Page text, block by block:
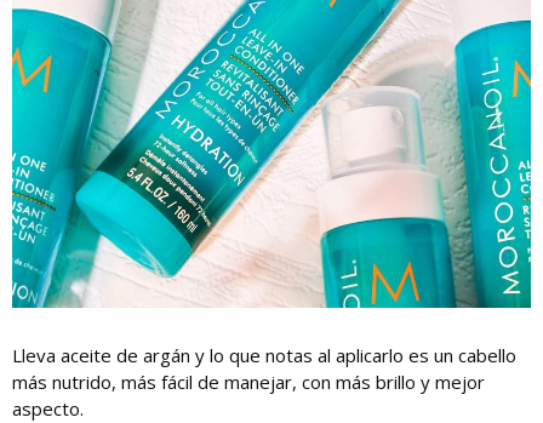
Lleva aceite de argán y lo que notas al aplicarlo es un cabello
más nutrido, más fácil de manejar, con más brillo y mejor
aspecto.